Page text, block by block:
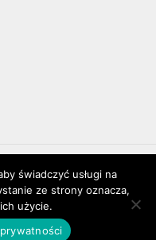
© by stasio
świadczyć usługi na
ze strony oznacza,
użycie.